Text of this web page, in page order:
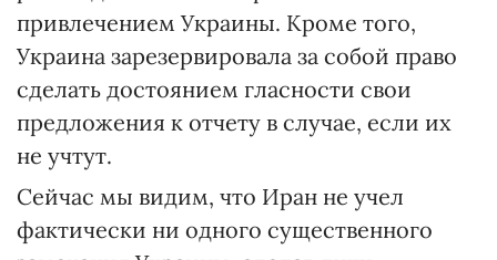
привлечением Украины. Кроме того,
Украина зарезервировала за собой право
сделать достоянием гласности свои
предложения к отчету в случае, если их
не учтут.
Сейчас мы видим, что Иран не учел
фактически ни одного существенного